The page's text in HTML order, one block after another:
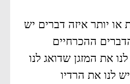
או יותר איזה דברים יש
ההכרחיים
את המזגן שדואג לנו
יש לנו את הרדיו